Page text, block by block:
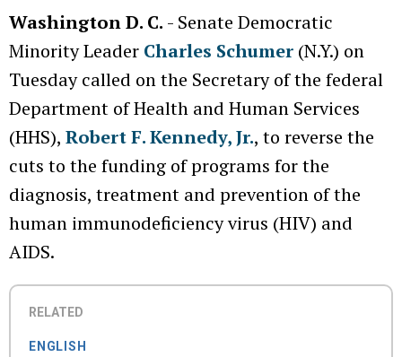
Washington D. C. - Senate Democratic
Minority Leader Charles Schumer (N.Y.) on
Tuesday called on the Secretary of the federal
Department of Health and Human Services
(HHS), Robert F. Kennedy, Jr., to reverse the
cuts to the funding of programs for the
diagnosis, treatment and prevention of the
human immunodeficiency virus (HIV) and
AIDS.
RELATED
ENGLISH